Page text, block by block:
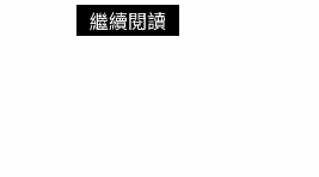
續發展。南檢將持
網。養豬場回填掩
8件，2件待複驗；
節前是風險最高的
繼續閱讀